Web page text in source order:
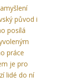
původ i
posílá
práce
je pro
lidé do ní